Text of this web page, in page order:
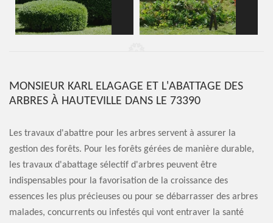
MONSIEUR KARL ELAGAGE ET L'ABATTAGE DES
ARBRES À HAUTEVILLE DANS LE 73390
Les travaux d'abattre pour les arbres servent à assurer la
gestion des forêts. Pour les forêts gérées de manière durable,
les travaux d'abattage sélectif d'arbres peuvent être
indispensables pour la favorisation de la croissance des
essences les plus précieuses ou pour se débarrasser des arbres
malades, concurrents ou infestés qui vont entraver la santé